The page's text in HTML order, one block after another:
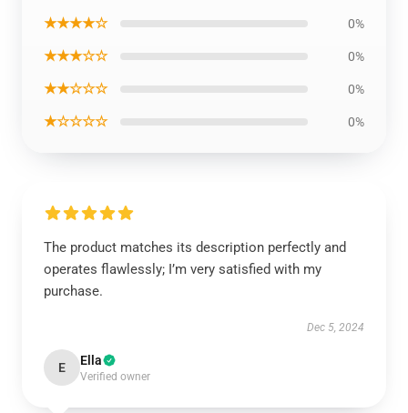
★★★★☆ 0%
★★★☆☆ 0%
★★☆☆☆ 0%
★☆☆☆☆ 0%
The product matches its description perfectly and
operates flawlessly; I’m very satisfied with my
purchase.
Dec 5, 2024
E Ella
Verified owner